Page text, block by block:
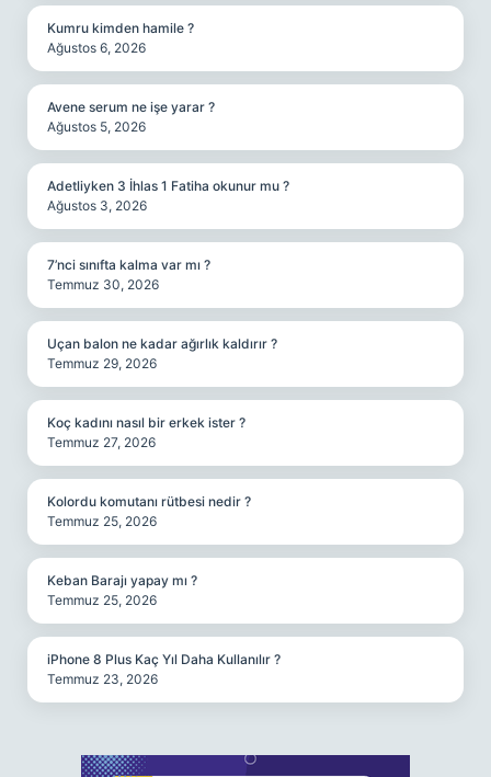
Kumru kimden hamile ?
Ağustos 6, 2026
Avene serum ne işe yarar ?
Ağustos 5, 2026
Adetliyken 3 İhlas 1 Fatiha okunur mu ?
Ağustos 3, 2026
7’nci sınıfta kalma var mı ?
Temmuz 30, 2026
Uçan balon ne kadar ağırlık kaldırır ?
Temmuz 29, 2026
Koç kadını nasıl bir erkek ister ?
Temmuz 27, 2026
Kolordu komutanı rütbesi nedir ?
Temmuz 25, 2026
Keban Barajı yapay mı ?
Temmuz 25, 2026
iPhone 8 Plus Kaç Yıl Daha Kullanılır ?
Temmuz 23, 2026